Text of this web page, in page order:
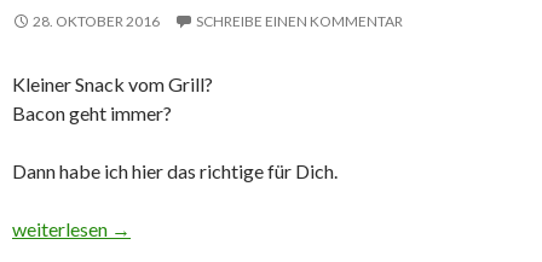
28. OKTOBER 2016 SCHREIBE EINEN KOMMENTAR
Kleiner Snack vom Grill?
Bacon geht immer?
Dann habe ich hier das richtige für Dich.
Bacon French Rolls
weiterlesen →